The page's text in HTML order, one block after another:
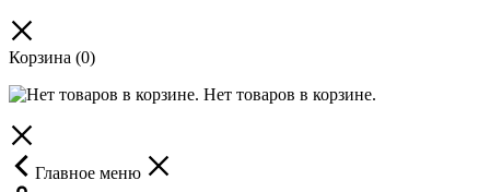
Корзина (0)
Нет товаров в корзине.
Главное меню